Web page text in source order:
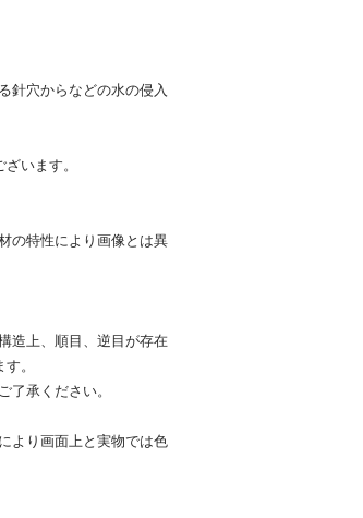
針穴からなどの水の侵入
います。
の特性により画像とは異
造上、順目、逆目が存在
。
了承ください。
より画面上と実物では色